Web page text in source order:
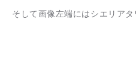
そして画像左端にはシエリア